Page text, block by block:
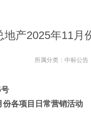
地产2025年11月
所属分类： 中标公告
号
各项目日常营销活动